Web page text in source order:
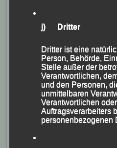
Das erfolgreiche LG-Team
j) Dritter
Dritter ist eine
Person, Behörde,
Stelle außer der
Verantwortlichen,
und den Personen,
unmittelbaren
Verantwortlichen
Auftragsverarbeiters
personenbezogenen